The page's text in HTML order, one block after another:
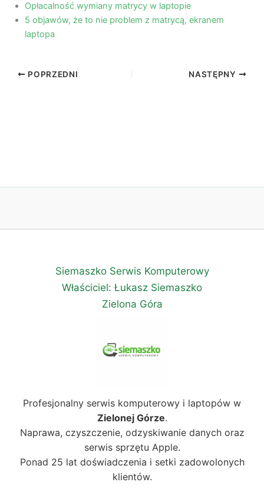
Opłacalność wymiany matrycy w laptopie
5 objawów, że to nie problem z matrycą, ekranem
laptopa
POPRZEDNI NASTĘPNY
Siemaszko Serwis Komputerowy
Właściciel: Łukasz Siemaszko
Zielona Góra
Profesjonalny serwis komputerowy i laptopów w
Zielonej Górze.
Naprawa, czyszczenie, odzyskiwanie danych oraz
serwis sprzętu Apple.
Ponad 25 lat doświadczenia i setki zadowolonych
klientów.